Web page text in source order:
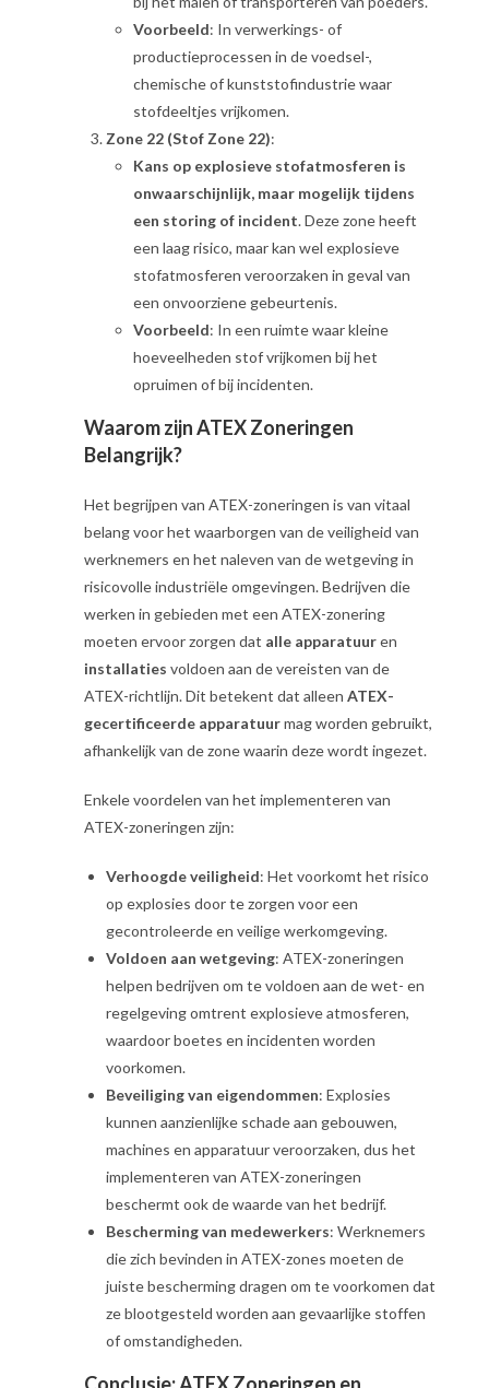
Voorbeeld: In verwerkings- of
productieprocessen in de voedsel-,
chemische of kunststofindustrie waar
stofdeeltjes vrijkomen.
Zone 22 (Stof Zone 22):
Kans op explosieve stofatmosferen is
onwaarschijnlijk, maar mogelijk tijdens
een storing of incident. Deze zone heeft
een laag risico, maar kan wel explosieve
stofatmosferen veroorzaken in geval van
een onvoorziene gebeurtenis.
Voorbeeld: In een ruimte waar kleine
hoeveelheden stof vrijkomen bij het
opruimen of bij incidenten.
Waarom zijn ATEX Zoneringen
Belangrijk?
Het begrijpen van ATEX-zoneringen is van vitaal
belang voor het waarborgen van de veiligheid van
werknemers en het naleven van de wetgeving in
risicovolle industriële omgevingen. Bedrijven die
werken in gebieden met een ATEX-zonering
moeten ervoor zorgen dat alle apparatuuren
installaties voldoen aan de vereisten van de
ATEX-richtlijn. Dit betekent dat alleenATEX-
gecertificeerde apparatuurmag worden gebruikt,
afhankelijk van de zone waarin deze wordt ingezet.
Enkele voordelen van het implementeren van
ATEX-zoneringen zijn:
Verhoogde veiligheid: Het voorkomt het risico
op explosies door te zorgen voor een
gecontroleerde en veilige werkomgeving.
Voldoen aan wetgeving: ATEX-zoneringen
helpen bedrijven om te voldoen aan de wet- en
regelgeving omtrent explosieve atmosferen,
waardoor boetes en incidenten worden
voorkomen.
Beveiliging van eigendommen: Explosies
kunnen aanzienlijke schade aan gebouwen,
machines en apparatuur veroorzaken, dus het
implementeren van ATEX-zoneringen
beschermt ook de waarde van het bedrijf.
Bescherming van medewerkers: Werknemers
die zich bevinden in ATEX-zones moeten de
juiste bescherming dragen om te voorkomen dat
ze blootgesteld worden aan gevaarlijke stoffen
of omstandigheden.